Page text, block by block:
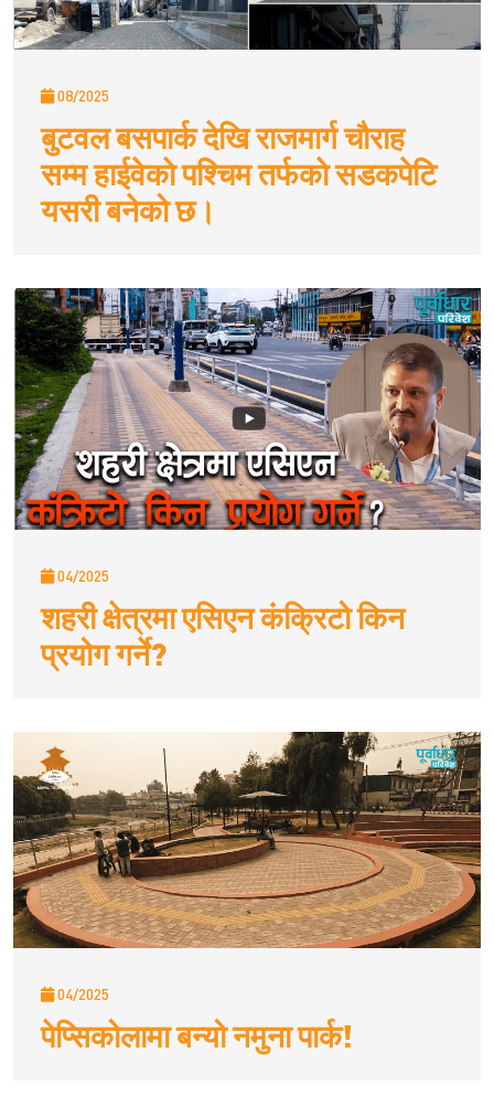
08/2025
बुटवल बसपार्क देखि राजमार्ग चौराह
सम्म हाईवेकाे पश्चिम तर्फकाे सडकपेटि
यसरी बनेको छ।
04/2025
शहरी क्षेत्रमा एसिएन कंक्रिटो किन
प्रयोग गर्ने?
04/2025
पेप्सिकोलामा बन्यो नमुना पार्क!